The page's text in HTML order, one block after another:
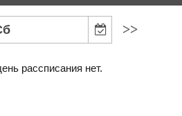
>>
рассписания нет.